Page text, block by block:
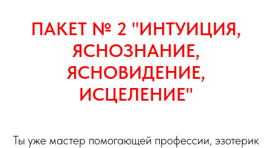
ПАКЕТ № 2 "ИНТУИЦИЯ,
ЯСНОЗНАНИЕ,
ЯСНОВИДЕНИЕ,
ИСЦЕЛЕНИЕ"
Ты уже мастер помогающей профессии, эзотерик